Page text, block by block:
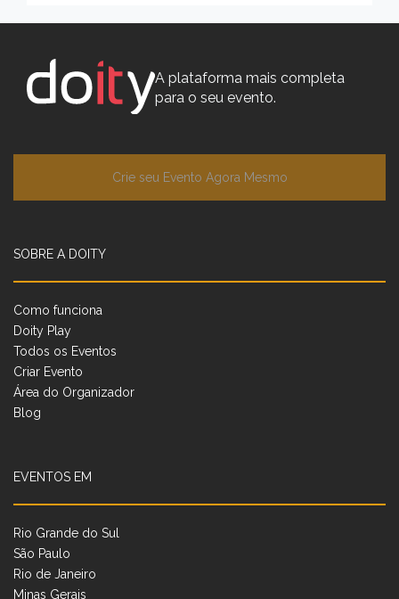
A plataforma mais completa
para o seu evento.
Crie seu Evento Agora Mesmo
SOBRE A DOITY
Como funciona
Doity Play
Todos os Eventos
Criar Evento
Área do Organizador
Blog
EVENTOS EM
Rio Grande do Sul
São Paulo
Rio de Janeiro
Minas Gerais